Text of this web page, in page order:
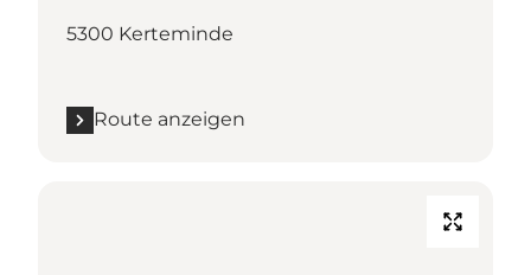
5300 Kerteminde
Route anzeigen